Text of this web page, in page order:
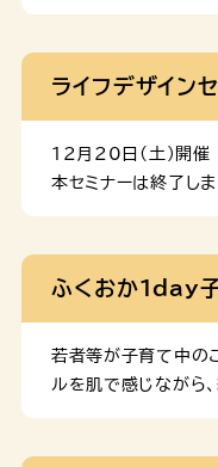
人のホームページへ移
ライフデザイン
12月20日(土)開催 「
本セミナーは終了し
ヒントがきっとみ
20日(土) 13:00～
天神西茂ビル内 ７
702） 対象 福岡市内
ふくおか１day
若者等が子育て中の
ルを肌で感じながら